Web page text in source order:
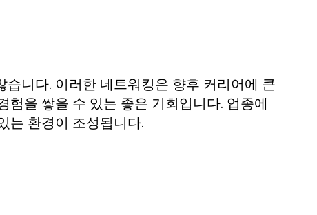
니다. 이러한 네트워킹은 향후 커리어에 큰
험을 쌓을 수 있는 좋은 기회입니다. 업종에
는 환경이 조성됩니다.